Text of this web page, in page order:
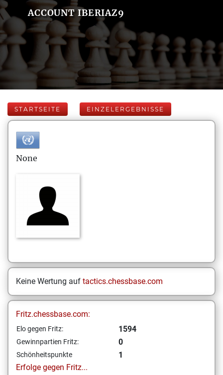
ACCOUNT IBERIAZ9
STARTSEITE EINZELERGEBNISSE
None
Keine Wertung auf tactics.chessbase.com
Fritz.chessbase.com:
Elo gegen Fritz: 1594
Gewinnpartien Fritz: 0
Schönheitspunkte
1
Erfolge gegen Fritz...